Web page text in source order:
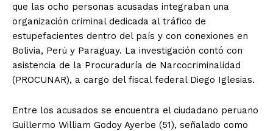
que las ocho personas acusadas integraban una
organización criminal dedicada al tráfico de
estupefacientes dentro del país y con conexiones en
Bolivia, Perú y Paraguay. La investigación contó con
asistencia de la Procuraduría de Narcocriminalidad
(PROCUNAR), a cargo del fiscal federal Diego Iglesias.
Entre los acusados se encuentra el ciudadano peruano
Guillermo William Godoy Ayerbe (51), señalado como